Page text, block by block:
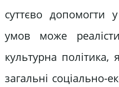
суттєво допомогти
умов може
культурна політика,
загальні соціально-